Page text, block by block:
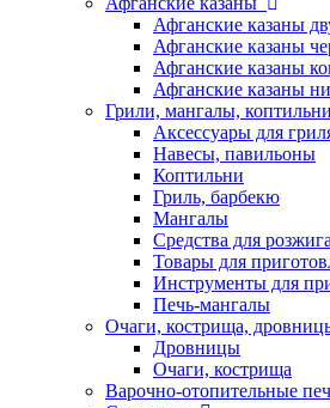
Афганские казаны
Афганские казаны
Афганские казаны
Афганские казаны
Грили, мангалы,
Аксессуары для
Навесы, павильоны
Коптильни
Гриль, барбекю
Мангалы
Средства для розжига
Товары для
Инструменты для
Печь-мангалы
Очаги, кострища,
Дровницы
Очаги, кострища
Варочно-отопительные